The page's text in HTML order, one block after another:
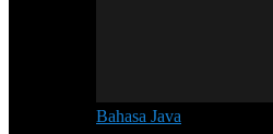
Bahasa Java